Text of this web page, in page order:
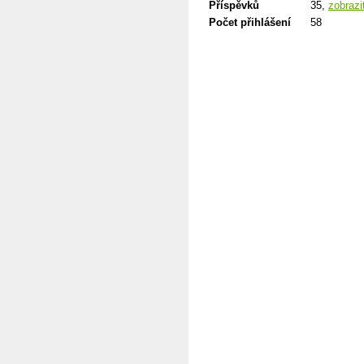
Příspěvků 35,
Počet přihlášení
58